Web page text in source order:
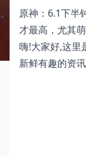
原神：6.1下半
才最高，尤其
嗨!大家好,这里
新鲜有趣的资讯